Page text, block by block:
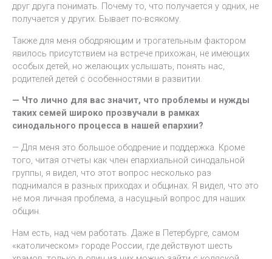
друг друга понимать. Почему то, что получается у одних, не
получается у других. Бывает по-всякому.
Также для меня ободряющим и трогательным фактором
явилось присутствием на встрече прихожан, не имеющих
особых детей, но желающих услышать, понять нас,
родителей детей с особенностями в развитии.
— Что лично для вас значит, что проблемы и нужды
таких семей широко прозвучали в рамках
синодального процесса в нашей епархии?
— Для меня это большое ободрение и поддержка. Кроме
того, читая отчеты как член епархиальной синодальной
группы, я видел, что этот вопрос несколько раз
поднимался в разных приходах и общинах. Я видел, что это
не моя личная проблема, а насущный вопрос для наших
общин.
Нам есть, над чем работать. Даже в Петербурге, самом
«католическом» городе России, где действуют шесть